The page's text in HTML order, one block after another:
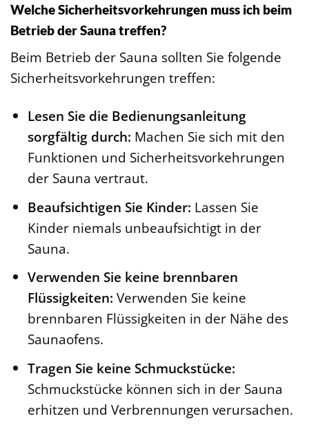
Welche Sicherheitsvorkehrungen muss ich beim
Betrieb der Sauna treffen?
Beim Betrieb der Sauna sollten Sie folgende
Sicherheitsvorkehrungen treffen:
Lesen Sie die Bedienungsanleitung
sorgfältig durch: Machen Sie sich mit den
Funktionen und Sicherheitsvorkehrungen
der Sauna vertraut.
Beaufsichtigen Sie Kinder: Lassen Sie
Kinder niemals unbeaufsichtigt in der
Sauna.
Verwenden Sie keine brennbaren
Flüssigkeiten: Verwenden Sie keine
brennbaren Flüssigkeiten in der Nähe des
Saunaofens.
Tragen Sie keine Schmuckstücke:
Schmuckstücke können sich in der Sauna
erhitzen und Verbrennungen verursachen.